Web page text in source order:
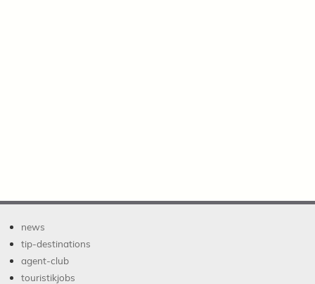
news
tip-destinations
agent-club
touristikjobs